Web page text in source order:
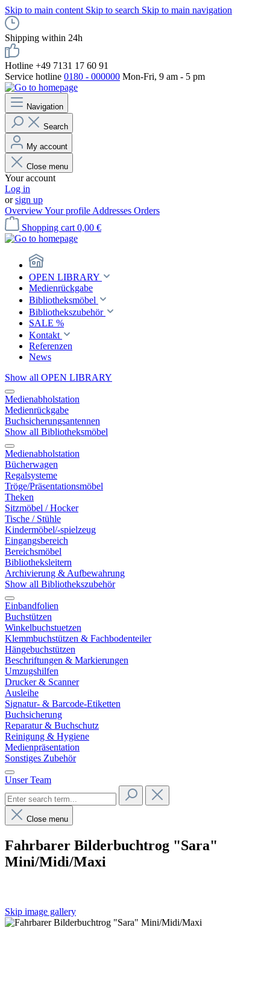
Skip to main content Skip to search Skip to main navigation
Shipping within 24h
Hotline +49 7131 17 60 91
Service hotline 0180 - 000000 Mon-Fri, 9 am - 5 pm
Navigation
Search
My account
Close menu
Your account
Log in
orsign up
OverviewYour profile Addresses Orders
Shopping cart 0,00 €
OPEN LIBRARY
Medienrückgabe
Bibliotheksmöbel
Bibliothekszubehör
SALE %
Kontakt
Referenzen
News
Show all OPEN LIBRARY
Medienabholstation
Medienrückgabe
Buchsicherungsantennen
Show all Bibliotheksmöbel
Medienabholstation
Bücherwagen
Regalsysteme
Tröge/Präsentationsmöbel
Theken
Sitzmöbel / Hocker
Tische / Stühle
Kindermöbel/-spielzeug
Eingangsbereich
Bereichsmöbel
Bibliotheksleitern
Archivierung & Aufbewahrung
Show all Bibliothekszubehör
Einbandfolien
Buchstützen
Winkelbuchstuetzen
Klemmbuchstützen & Fachbodenteiler
Hängebuchstützen
Beschriftungen & Markierungen
Umzugshilfen
Drucker & Scanner
Ausleihe
Signatur- & Barcode-Etiketten
Buchsicherung
Reparatur & Buchschutz
Reinigung & Hygiene
Medienpräsentation
Sonstiges Zubehör
Unser Team
Close menu
Fahrbarer Bilderbuchtrog "Sara"
Mini/Midi/Maxi
Skip image gallery